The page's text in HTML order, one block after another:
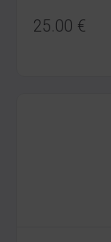
25.00 €